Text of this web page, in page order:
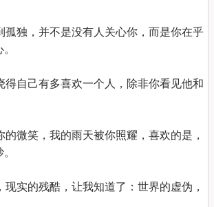
孤独，并不是没有人关心你，而是你在乎
得自己有多喜欢一个人，除非你看见他和
的微笑，我的雨天被你照耀，喜欢的是，
现实的残酷，让我知道了：世界的虚伪，